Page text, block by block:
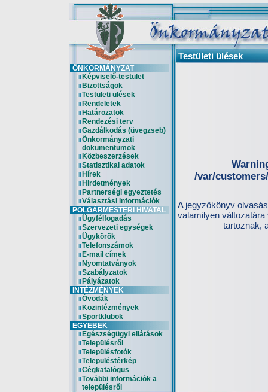
Testületi ülések
ÖNKORMÁNYZAT
Képviselő-testület
Bizottságok
Testületi ülések
Rendeletek
Határozatok
Rendezési terv
Gazdálkodás (üvegzseb)
Önkormányzati
dokumentumok
Közbeszerzések
Statisztikai adatok
Hírek
Hirdetmények
Partnerségi egyeztetés
Választási információk
POLGÁRMESTERI HIVATAL
Ügyfélfogadás
Szervezeti egységek
Ügykörök
Telefonszámok
E-mail címek
Nyomtatványok
Szabályzatok
Pályázatok
INTÉZMÉNYEK
Óvodák
Közintézmények
Sportklubok
EGYEBEK
Egészségügyi ellátások
Településről
Településfotók
Településtérkép
Cégkatalógus
További információk a
településről
/var/
A jegyzőkönyv
valamilyen
tartoznak,